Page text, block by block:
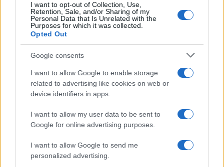
I want to opt-out of Collection, Use,
Retention, Sale, and/or Sharing of my
Personal Data that Is Unrelated with the
Purposes for which it was collected.
Opted Out
Google consents
I want to allow Google to enable storage
related to advertising like cookies on web or
device identifiers in apps.
I want to allow my user data to be sent to
Google for online advertising purposes.
I want to allow Google to send me
personalized advertising.
di propaganda su social media in cui si vede
Marciano, una soldatessa israeliana di 19 anni
rapita il 7 ottobre, che dichiara di essere
prigioniera dei terroristi da quattro giorni. Le
immagini finali mostrano però il suo cadavere.
Secondo le brigate al-Qassam di Hamas, la
giovane è stata uccisa in un bombardamento
israeliano. Secondo Tel Aviv, invece, Noa sarebbe
stata uccisa da “barbari assassini nel corso della
di aver bloccatoun accordo mediato dal Qatar
per la liberazione di 50-70 donne e bambini rapiti.